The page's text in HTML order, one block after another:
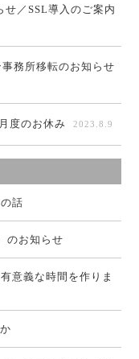
／SSL導入のご案内
務所移転のお知らせ
度のお休み 2023.8.9
話
のお知らせ
意義な時間を作りま